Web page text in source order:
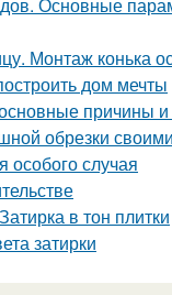
Монтаж конька
дом мечты
причины
обрезки
особого случая
в тон плитки
затирки